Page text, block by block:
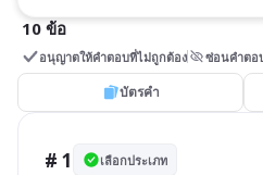
10 ข้อ
อนุญาตให้คำตอบที่ไม่ถูกต้อง ซ่อนคำตอ
บัตรคำ
# 1 เลือกประเภท